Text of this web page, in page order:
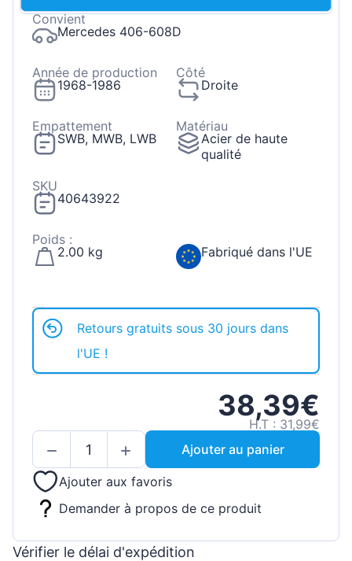
Convient
Mercedes 406-608D
Année de production
1968-1986
Côté
Droite
Empattement
SWB, MWB, LWB
Matériau
Acier de haute
qualité
SKU
40643922
Poids :
2.00 kg
Fabriqué dans l'UE
Retours gratuits sous 30 jours dans
l'UE !
38,39€
H.T : 31,99€
Ajouter au panier
Ajouter aux favoris
Demander à propos de ce produit
Vérifier le délai d'expédition